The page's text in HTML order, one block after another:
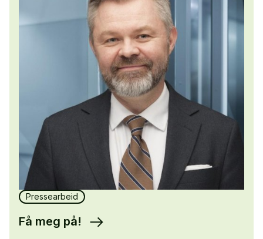
Pressearbeid
Få meg på!